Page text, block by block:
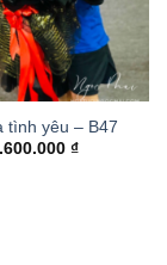
tình yêu – B47
₫